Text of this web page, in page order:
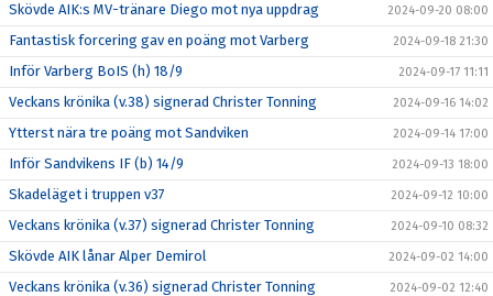
Skövde AIK:s MV-tränare Diego mot nya uppdrag 2024-09-20 08:00
Fantastisk forcering gav en poäng mot Varberg 2024-09-18 21:30
Inför Varberg BoIS (h) 18/9 2024-09-17 11:11
Veckans krönika (v.38) signerad Christer Tonning 2024-09-16 14:02
Ytterst nära tre poäng mot Sandviken 2024-09-14 17:00
Inför Sandvikens IF (b) 14/9 2024-09-13 18:00
Skadeläget i truppen v37 2024-09-12 10:00
Veckans krönika (v.37) signerad Christer Tonning 2024-09-10 08:32
Skövde AIK lånar Alper Demirol 2024-09-02 14:00
Veckans krönika (v.36) signerad Christer Tonning 2024-09-02 12:40